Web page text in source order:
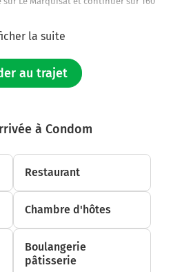
à droite sur Le Marquisat et
mètres
sur Côte du Marquisat et continuer
sur la voie et continuer sur 120
D7 D36 (Route de Condom) et
kilomètres
la suite
au trajet
à Condom
Restaurant
Chambre d'hôtes
Boulangerie
pâtisserie